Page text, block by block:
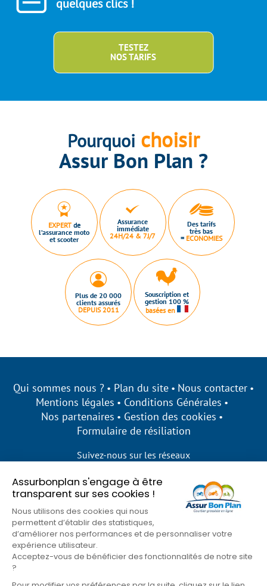
Assurbonplan s'engage à être
transparent sur ses cookies !
Nous utilisons des cookies qui nous
permettent d’établir des statistiques,
d’améliorer nos performances et de personnaliser votre
expérience utilisateur.
Acceptez-vous de bénéficier des fonctionnalités de notre site
?
quelques clics !
TESTEZ
NOS TARIFS
Pourquoi choisir
Assur Bon Plan ?
EXPERTde
l’assurance moto
et scooter
Assurance
immédiate
24H/24 & 7J/7
Des tarifs
très bas
= ECONOMIES
Plus de 20 000
clients assurés
DEPUIS 2011
Souscription et
gestion 100 %
basées en
Qui sommes nous ? Plan du site
Nous contacter
Mentions légales
Conditions Générales
Nos partenaires
Gestion des cookies
Formulaire de résiliation
Suivez-nous sur les réseaux